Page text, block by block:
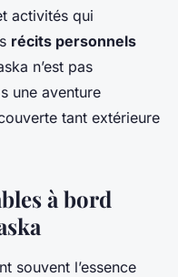
activités qui
récits personnels
n’est pas
une aventure
tant extérieure
à bord
souvent l’essence